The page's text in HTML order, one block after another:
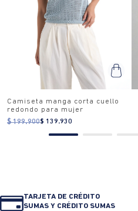
Camiseta manga corta cuello
redondo para mujer
$ 199.900$ 139.930
TARJETA DE CRÉDITO
SUMAS Y CRÉDITO SUMAS